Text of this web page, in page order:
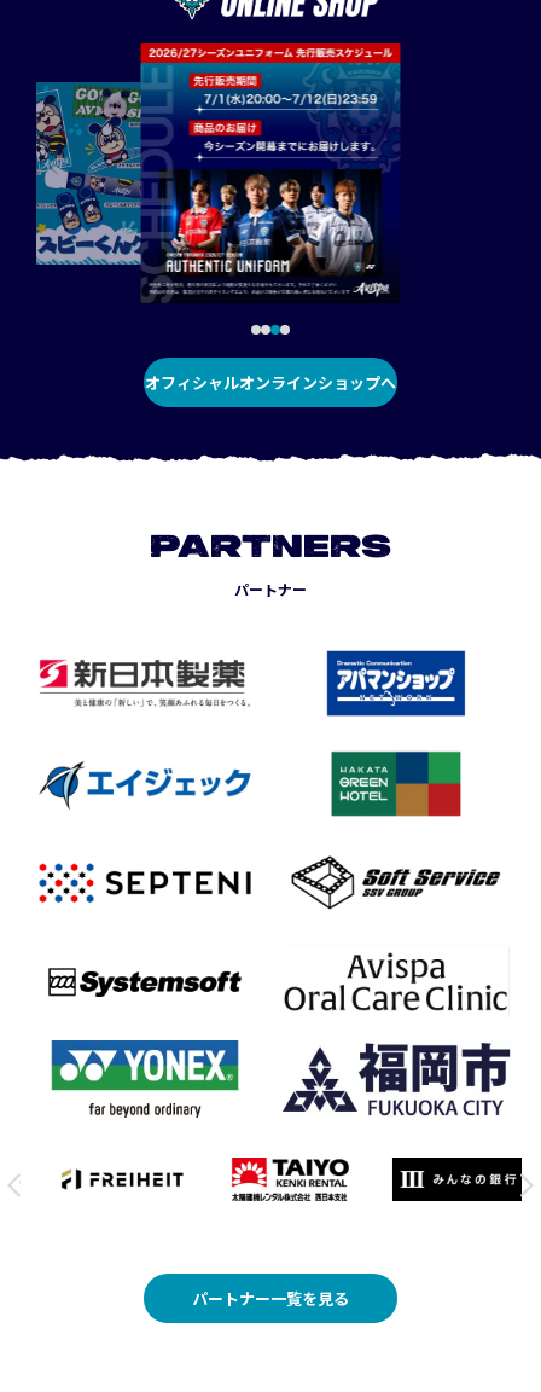
オフィシャルオンラインショップへ
PARTNERS
パートナー
パートナー一覧を見る